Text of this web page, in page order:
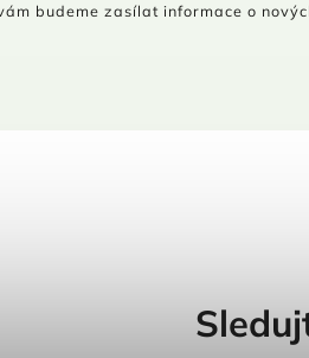
budeme zasílat informace o